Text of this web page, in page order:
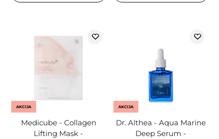
AKCIJA
Medicube - Collagen
Lifting Mask -
AKCIJA
Dr. Althea - Aqua Marine
Deep Serum -